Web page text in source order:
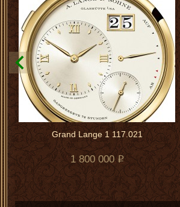
Grand Lange 1 117.021
1 800 000